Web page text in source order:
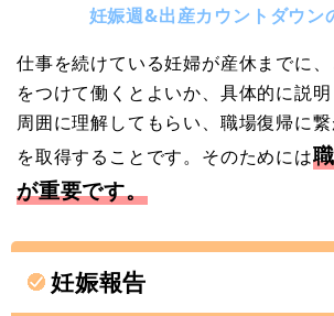
妊娠週&出産カウントダウン
仕事を続けている妊婦が産休までに
をつけて働くとよいか、具体的に説
周囲に理解してもらい、職場復帰に
を取得することです。そのためには
が重要です。
妊娠報告